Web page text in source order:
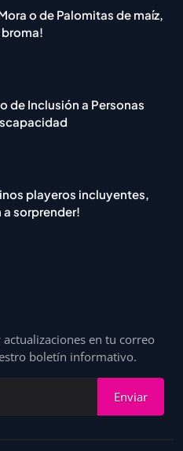
o de Palomitas de maíz,
broma!
de Inclusión a Personas
playeros incluyentes,
a sorprender!
en tu correo
boletín informativo.
Enviar